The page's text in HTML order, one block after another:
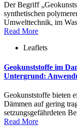
Der Begriff
synthetischen
Umwelttechnik, im
Read More
Leaflets
Geokunststoffe im
Untergrund:
Geokunststoffe bieten
Dämmen auf gering
setzungsgefährdeten
Read More